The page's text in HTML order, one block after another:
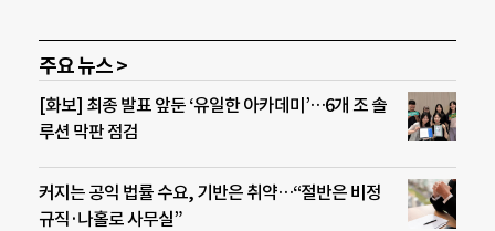
주요 뉴스 >
[화보] 최종 발표 앞둔 ‘유일한 아카데미’…6개 조 솔
루션 막판 점검
커지는 공익 법률 수요, 기반은 취약…“절반은 비정
규직·나홀로 사무실”